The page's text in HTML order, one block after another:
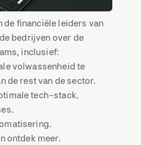
financiële leiders van
bedrijven over de
inclusief:
volwassenheid te
de rest van de sector.
tech-stack.
ontdek meer.